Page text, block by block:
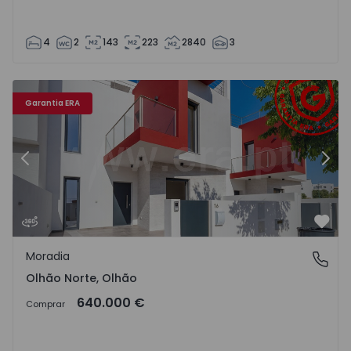
4 2 143 223 2840 3
Garantia ERA
Moradia T4 Olhão, Olhão Norte - 1553923 - 24
Anterior
Olhão Norte, Olhão
Moradia
Olhão Norte, Olhão
Comprar 640.000 €